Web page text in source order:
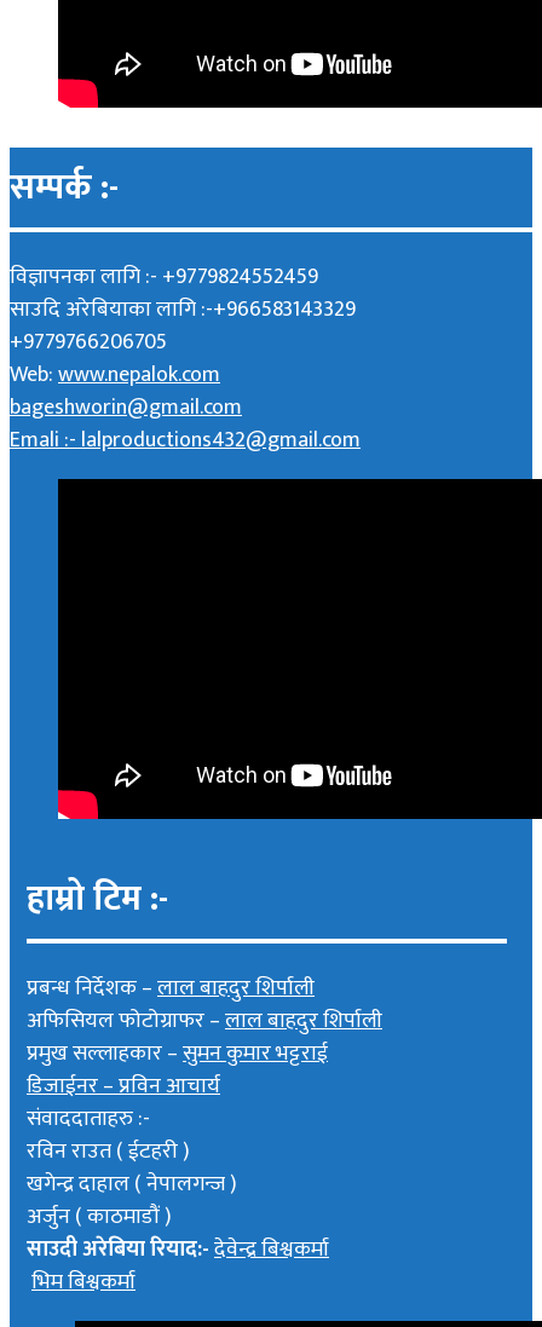
सम्पर्क :-
विज्ञापनका लागि :- +9779824552459
साउदि अरेबियाका लागि :-+966583143329
+9779766206705
Web:www.nepalok.com
bageshworin@gmail.com
Emali :- lalproductions432@gmail.com
हाम्रो टिम :-
प्रबन्ध निर्देशक –लाल बाहदुर शिर्पाली
अफिसियल फोटोग्राफर –लाल बाहदुर शिर्पाली
प्रमुख सल्लाहकार –सुमन कुमार भट्टराई
डिजाईनर – प्रविन आचार्य
संवाददाताहरु :-
रविन राउत ( ईटहरी )
खगेन्द्र दाहाल ( नेपालगन्ज )
अर्जुन ( काठमाडौं )
साउदी अरेबिया रियाद:-देवेन्द्र बिश्वकर्मा
भिम बिश्वकर्मा